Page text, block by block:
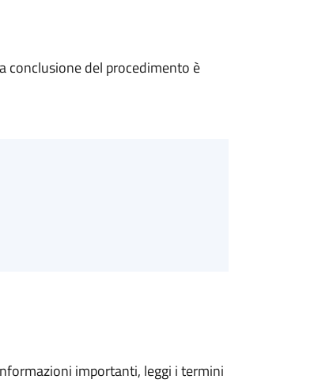
conclusione del procedimento è
importanti, leggi i termini